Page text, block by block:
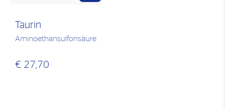
Taurin
Aminoethansulfonsäure
€ 27,70